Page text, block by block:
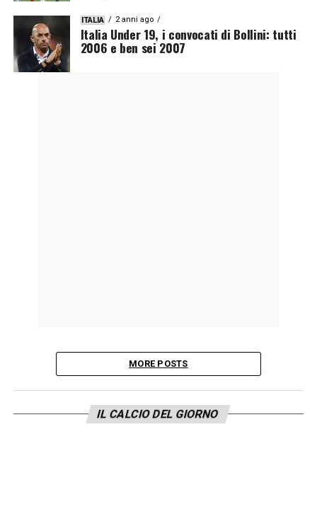
ITALIA 2 anni ago
Italia Under 19, i convocati di Bollini: tutti
2006 e ben sei 2007
MORE POSTS
IL CALCIO DEL GIORNO